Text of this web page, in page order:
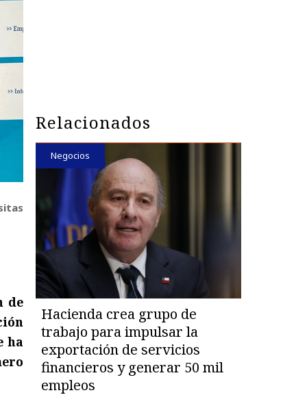
de
ha
Relacionados
Negocios
Hacienda crea grupo de
trabajo para impulsar la
exportación de servicios
financieros y generar 50 mil
empleos